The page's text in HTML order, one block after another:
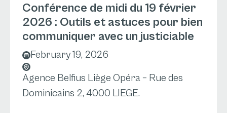
Conférence de midi du 19 février
2026 : Outils et astuces pour bien
communiquer avec un justiciable
February 19, 2026
Agence Belfius Liège Opéra – Rue des
Dominicains 2, 4000 LIEGE.